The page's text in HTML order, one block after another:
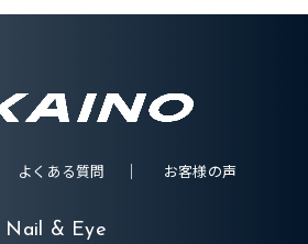
よくある質問 お客様の声
Nail & Eye